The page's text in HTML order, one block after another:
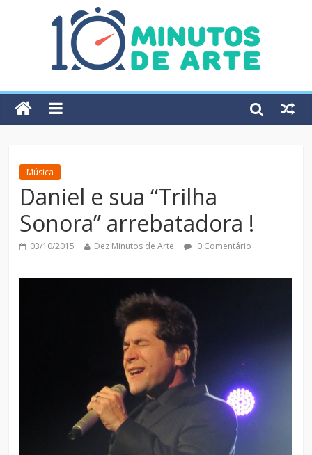
Música
Daniel e sua “Trilha
Sonora” arrebatadora !
03/10/2015 Dez Minutos de Arte 0 Comentário